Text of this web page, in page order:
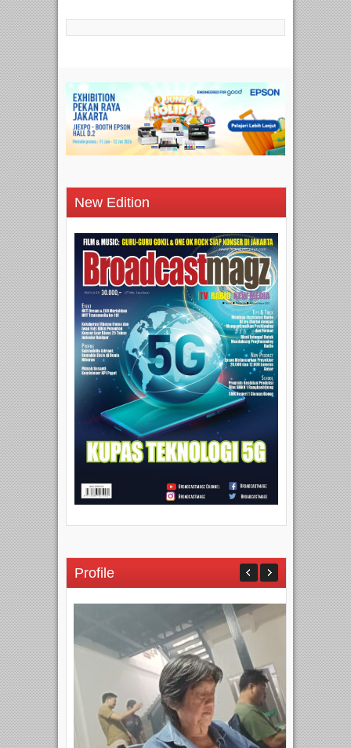
New Edition
Profile